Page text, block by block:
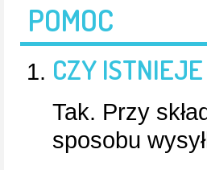
POMOC
CZY
Tak. Przy
sposobu